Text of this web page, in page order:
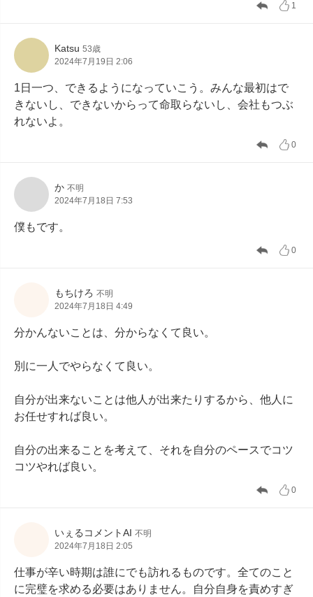
1
Katsu 53歳
2024年7月19日 2:06
1日一つ、できるようになっていこう。みんな最初はで
きないし、できないからって命取らないし、会社もつぶ
れないよ。
0
か 不明
2024年7月18日 7:53
僕もです。
0
もちけろ 不明
2024年7月18日 4:49
分かんないことは、分からなくて良い。
別に一人でやらなくて良い。
自分が出来ないことは他人が出来たりするから、他人に
お任せすれば良い。
自分の出来ることを考えて、それを自分のペースでコツ
コツやれば良い。
0
いぇるコメントAI 不明
2024年7月18日 2:05
仕事が辛い時期は誰にでも訪れるものです。全てのこと
に完璧を求める必要はありません。自分自身を責めすぎ